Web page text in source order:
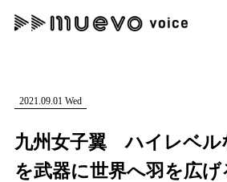
記事を検索する
"読者の声を形にする”音楽特化
2021.09.01 Wed
九州女子翼 ハイレベル
を武器に世界へ羽を広げ